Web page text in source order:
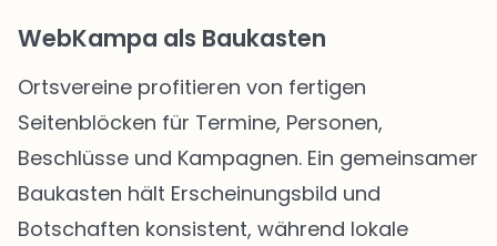
WebKampa als Baukasten
Ortsvereine profitieren von fertigen
Seitenblöcken für Termine, Personen,
Beschlüsse und Kampagnen. Ein gemeinsamer
Baukasten hält Erscheinungsbild und
Botschaften konsistent, während lokale